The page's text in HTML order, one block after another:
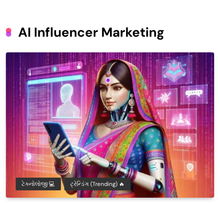
AI Influencer Marketing
ટેક્નોલોજી 💻 ટ્રેન્ડિંગ (Trending) 🔥